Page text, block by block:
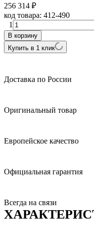
256 314 ₽
код товара: 412-490
1
В корзину
Купить в 1 клик
Доставка по России
Оригинальный товар
Европейское качество
Официальная гарантия
Всегда на связи